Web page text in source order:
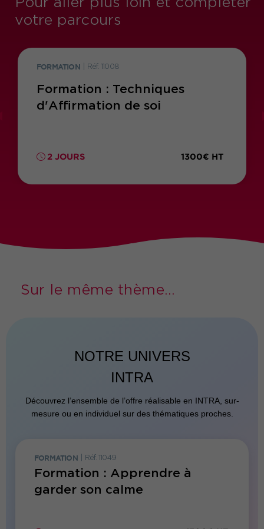
votre parcours
FORMATION Réf. 11008
Formation : Techniques
d'Affirmation de soi
2 JOURS 1300€ HT
Sur le même thème...
NOTRE UNIVERS
INTRA
Découvrez l’ensemble de l’offre réalisable en INTRA, sur-
mesure ou en individuel sur des thématiques proches.
FORMATION Réf. 11049
Formation : Apprendre à
garder son calme